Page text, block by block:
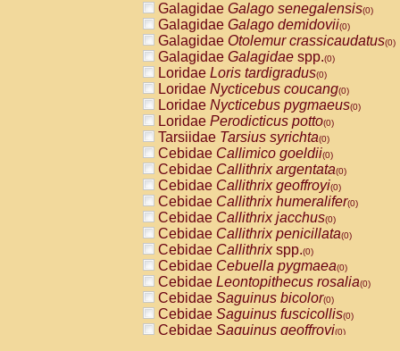
Galagidae Galago senegalensis(0)
Galagidae Galago demidovii(0)
Galagidae Otolemur crassicaudatus(0)
Galagidae Galagidae spp.(0)
Loridae Loris tardigradus(0)
Loridae Nycticebus coucang(0)
Loridae Nycticebus pygmaeus(0)
Loridae Perodicticus potto(0)
Tarsiidae Tarsius syrichta(0)
Cebidae Callimico goeldii(0)
Cebidae Callithrix argentata(0)
Cebidae Callithrix geoffroyi(0)
Cebidae Callithrix humeralifer(0)
Cebidae Callithrix jacchus(0)
Cebidae Callithrix penicillata(0)
Cebidae Callithrixspp.(0)
Cebidae Cebuella pygmaea(0)
Cebidae Leontopithecus rosalia(0)
Cebidae Saguinus bicolor(0)
Cebidae Saguinus fuscicollis(0)
Cebidae Saguinus geoffroyi(0)